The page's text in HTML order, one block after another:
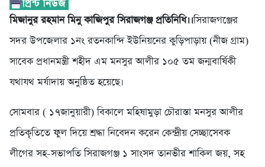
মিজানুর রহমান মিনু কাজিপুর সিরাজগঞ্জ প্রতিনিধি।।সিরাজগঞ্জের
সদর উপজেলার ১নং রতনকান্দি ইউনিয়নের কুড়িপাড়ায় (নীজ গ্রাম)
সাবেক প্রধানমন্ত্রী শহীদ এম মনসুর আলীর ১০৫ তম জন্মবার্ষিকী
যথাযথ মর্যাদায় অনুষ্ঠিত হয়েছে।
সোমবার ( ১৭জানুয়ারী) বিকালে মহিষামুড়া চৌরাস্তা মনসুর আলীর
প্রতিকৃতিতে ফুল দিয়ে শ্রদ্ধা নিবেদন করেন কেন্দ্রীয় সেচ্ছাসেবক
লীগের সহ-সভাপতি সিরাজগঞ্জ ১ সাংসদ তানভীর শাকিল জয়, সহ